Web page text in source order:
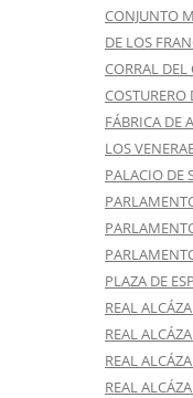
CONJUNTO
DE LOS
CORRAL DEL
COSTURERO
FÁBRICA DE
LOS
PALACIO DE
PLAZA DE
REAL
REAL
REAL
REAL